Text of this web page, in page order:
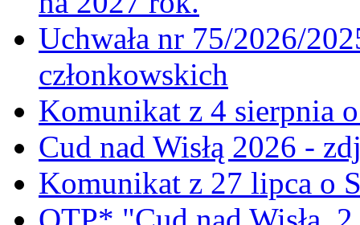
Uchwała nr 75/2026/
członkowskich
Komunikat z 4 sierpnia
Cud nad Wisłą 2026 -
Komunikat z 27 lipca o